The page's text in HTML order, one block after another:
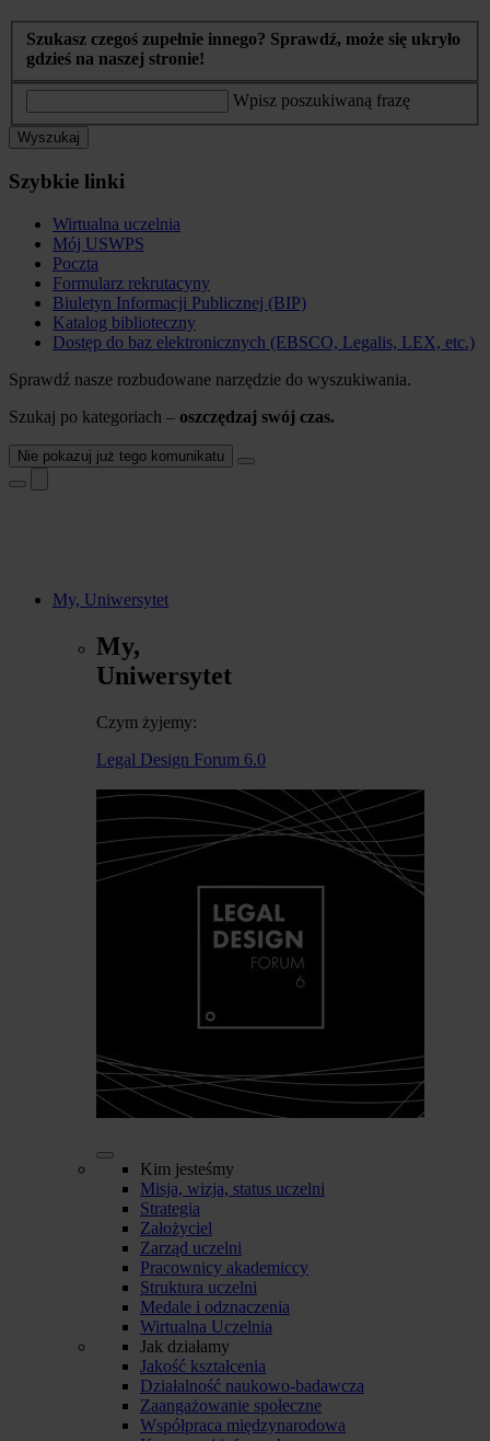
Szukasz czegoś zupełnie innego? Sprawdź, może się ukryło
gdzieś na naszej stronie!
Wpisz poszukiwaną frazę
Wyszukaj
Szybkie linki
Wirtualna uczelnia
Mój USWPS
Poczta
Formularz rekrutacyny
Biuletyn Informacji Publicznej (BIP)
Katalog biblioteczny
Dostęp do baz elektronicznych (EBSCO, Legalis, LEX, etc.)
Sprawdź nasze rozbudowane narzędzie do wyszukiwania.
Szukaj po kategoriach – oszczędzaj swój czas.
Nie pokazuj już tego komunikatu
My, Uniwersytet
My,
Uniwersytet
Czym żyjemy:
Legal Design Forum 6.0
Kim jesteśmy
Misja, wizja, status uczelni
Strategia
Założyciel
Zarząd uczelni
Pracownicy akademiccy
Struktura uczelni
Medale i odznaczenia
Wirtualna Uczelnia
Jak działamy
Jakość kształcenia
Działalność naukowo-badawcza
Zaangażowanie społeczne
Współpraca międzynarodowa